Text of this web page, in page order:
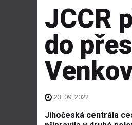
JCCR
do
23. 09. 2022
Jihočeská centrála